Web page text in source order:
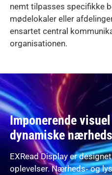
nemt tilpasses specifikke
mødelokaler eller
ensartet central
organisationen.
Imponerende
dynamiske
EXRead Display er
oplevelser. Nærheds‑ og